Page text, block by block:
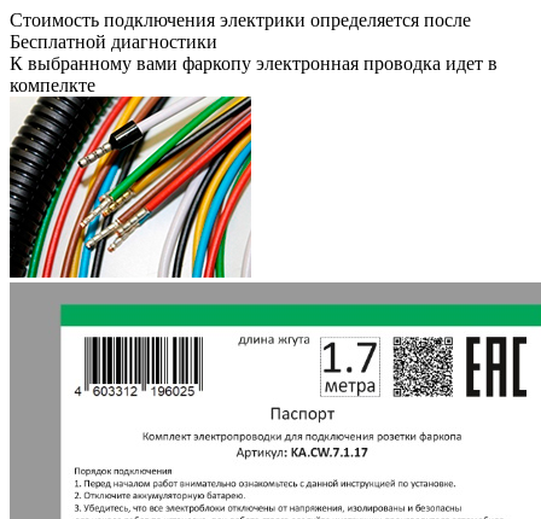
Стоимость подключения электрики определяется после
Бесплатной диагностики
К выбранному вами фаркопу электронная проводка идет в
компелкте